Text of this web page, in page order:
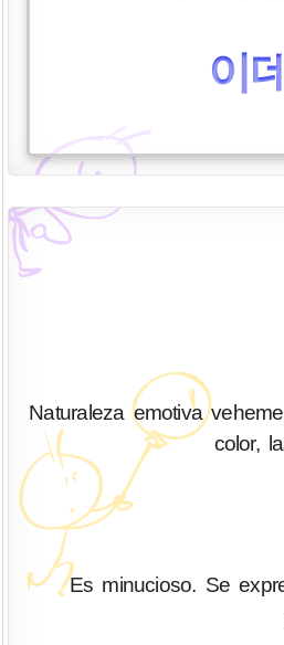
이
Naturaleza emotiva
color,
Es minucioso. Se